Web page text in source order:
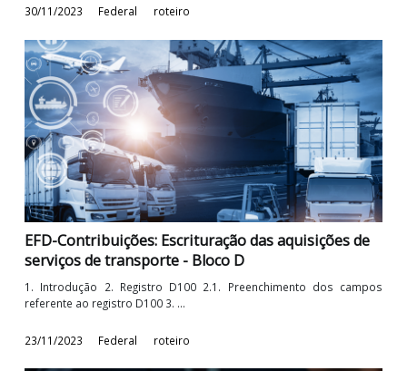
Constituição de empresas: Conheça as regras e
formalidades para constituir uma SA de Capital ...
Sumário 1. Introdução 2. Sociedade Anônima 2.1.
Obrigatórias 2.2. Nome ...
01/12/2023 roteiro